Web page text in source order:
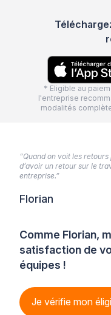
* Eligible au
l'entreprise
modalités
Comme Florian,
satisfaction de
équipes !
Je vérifie mon
“Quand on voit les
d’avoir un retour sur le
entreprise.”
Florian